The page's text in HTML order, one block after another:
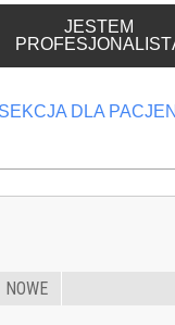
NOWE
JESTEM
SEKCJA DLA